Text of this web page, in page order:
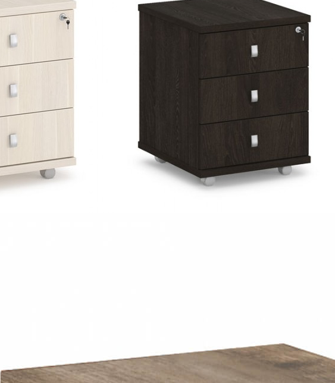
Vasanta
2 мм, Каркас и фасады – 16 мм, кант ПВХ 0,4 мм и 2 мм соответственно.
мм. Высота 600 мм.
(направляющие) - до 30 кг.
необходимая фурнитура в комплекте для сборки.